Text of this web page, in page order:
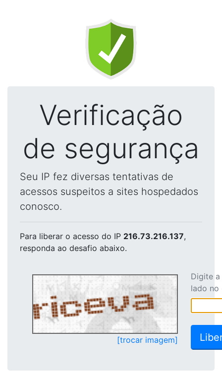
Verificação
de segurança
Seu IP fez diversas tentativas de
acessos suspeitos a sites hospedados
conosco.
Para liberar o acesso do IP 216.73.216.137,
responda ao desafio abaixo.
[trocar imagem]
Digite
lado no